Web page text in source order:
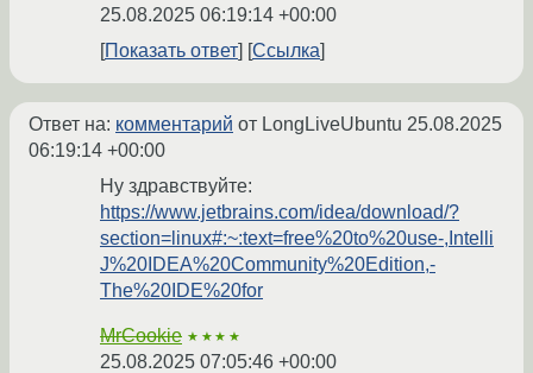
25.08.2025 06:19:14 +00:00
Показать ответ
Ссылка
Ответ на: комментарий от LongLiveUbuntu 25.08.2025
06:19:14 +00:00
Ну здравствуйте:
https://www.jetbrains.com/idea/download/?
section=linux#:~:text=free%20to%20use-,Intelli
J%20IDEA%20Community%20Edition,-
The%20IDE%20for
MrCookie ★★★★
25.08.2025 07:05:46 +00:00